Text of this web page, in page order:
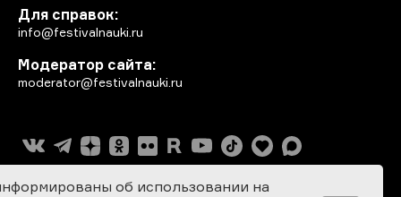
Для справок:
info@festivalnauki.ru
Модератор сайта:
moderator@festivalnauki.ru
об использовании на